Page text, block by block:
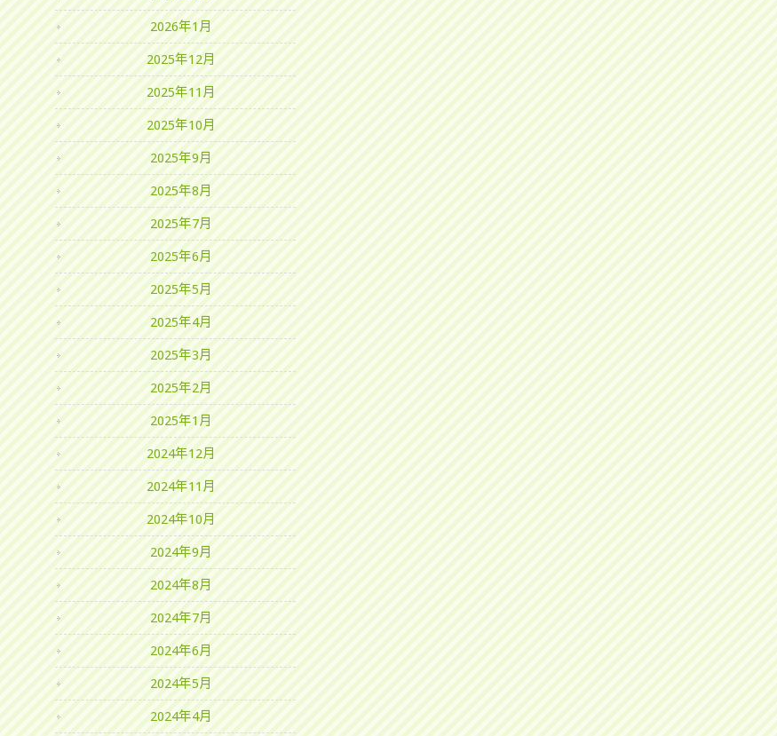
2026年1月
2025年12月
2025年11月
2025年10月
2025年9月
2025年8月
2025年7月
2025年6月
2025年5月
2025年4月
2025年3月
2025年2月
2025年1月
2024年12月
2024年11月
2024年10月
2024年9月
2024年8月
2024年7月
2024年6月
2024年5月
2024年4月